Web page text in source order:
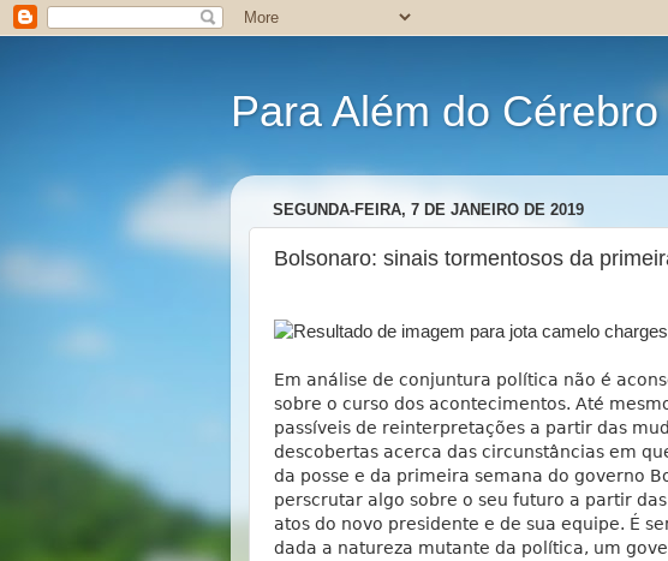
Para Além do Cérebro
SEGUNDA-FEIRA, 7 DE JANEIRO DE 2019
Bolsonaro: sinais tormentosos da
Em análise de conjuntura política não é
sobre o curso dos acontecimentos. Até
passíveis de reinterpretações a partir das
descobertas acerca das circunstâncias em
da posse e da primeira semana do governo
perscrutar algo sobre o seu futuro a partir
atos do novo presidente e de sua equipe. É
dada a natureza mutante da política, um